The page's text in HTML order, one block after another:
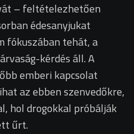
– feltételezhetően
édesanyjukat
fókuszában tehát, a
kérdés áll. A
emberi kapcsolat
az ebben szenvedőkre,
hol drogokkal próbálják
űrt.